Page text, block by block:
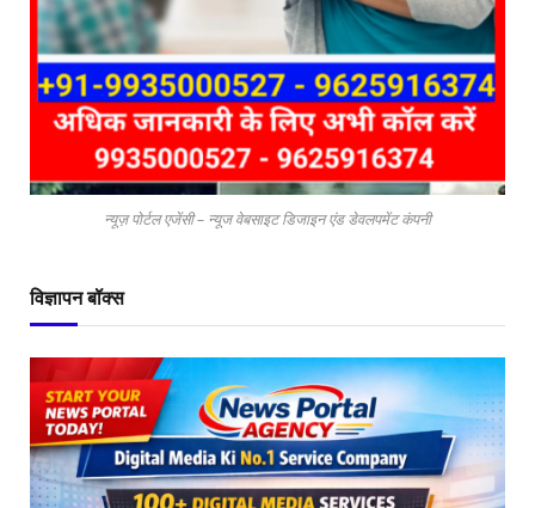
न्यूज़ पोर्टल एजेंसी – न्यूज वेबसाइट डिजाइन एंड डेवलपमेंट कंपनी
विज्ञापन बॉक्स